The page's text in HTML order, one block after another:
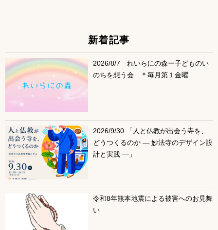
サブコンテンツ
新着記事
2026/8/7 れいらにの森ー子どものい
のちを想う会 ＊毎月第１金曜
2026/9/30 「人と仏教が出会う寺を、
どうつくるのか ― 妙法寺のデザイン設
計と実践 ―」
令和8年熊本地震による被害へのお見舞
い